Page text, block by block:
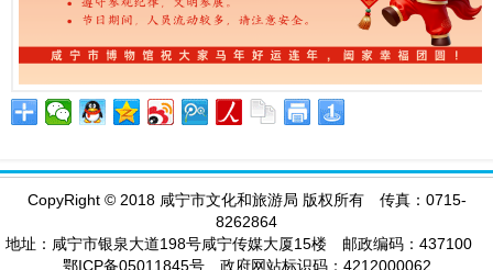
CopyRight ©2018 咸宁市文化和旅游局 版权所有 传真：0715-
8262864
地址：咸宁市银泉大道198号咸宁传媒大厦15楼 邮政编码：437100
鄂ICP备05011845号 政府网站标识码：4212000062